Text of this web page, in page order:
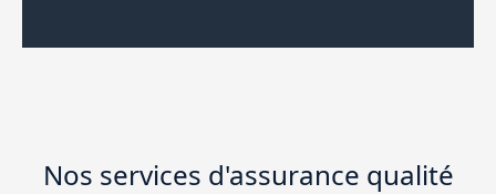
Nos services d'assurance qualité